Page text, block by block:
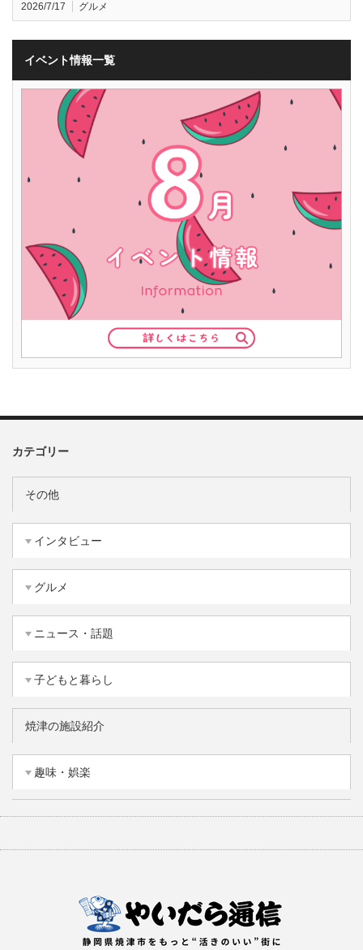
2026/7/17 グルメ
イベント情報一覧
カテゴリー
その他
インタビュー
グルメ
ニュース・話題
子どもと暮らし
焼津の施設紹介
趣味・娯楽